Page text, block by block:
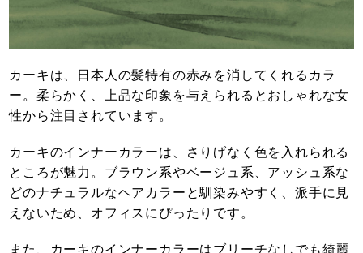
カーキは、日本人の髪特有の赤みを消してくれるカラ
ー。柔らかく、上品な印象を与えられるとおしゃれな女
性から注目されています。
カーキのインナーカラーは、さりげなく色を入れられる
ところが魅力。ブラウン系やベージュ系、アッシュ系な
どのナチュラルなヘアカラーと馴染みやすく、派手に見
えないため、オフィスにぴったりです。
また、カーキのインナーカラーはブリーチなしでも綺麗